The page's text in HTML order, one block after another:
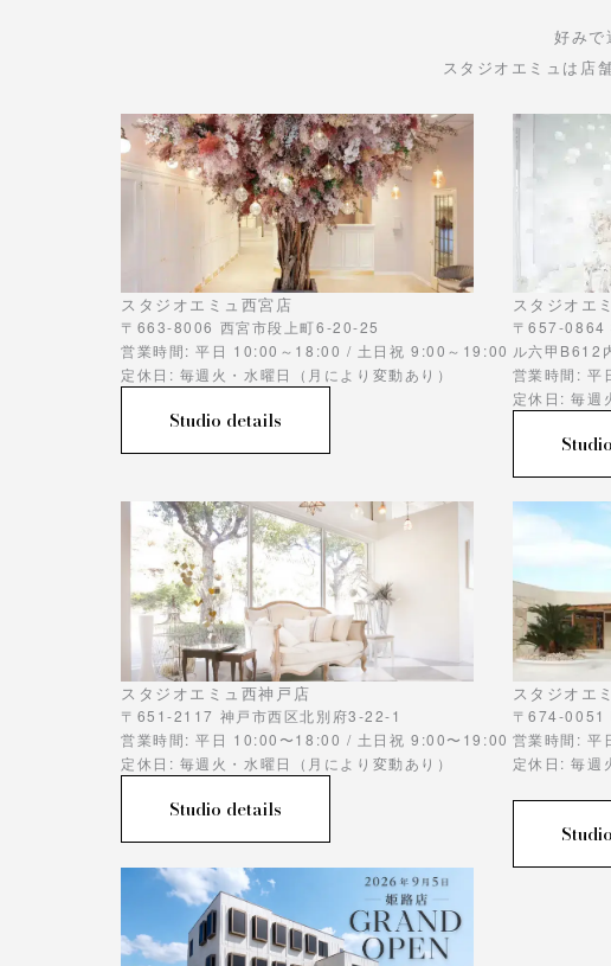
好みで
スタジオエミュは店
スタジオエミュ西宮店
〒663-8006 西宮市段上町6-20-25
営業時間: 平日 10:00～18:00 / 土日祝 9:00～19:00
定休日: 毎週火・水曜日（月により変動あり）
Studio details
スタジオエ
〒657-0864
ル六甲B612
営業時間:
定休日: 毎週
スタジオエミュ西神戸店
〒651-2117 神戸市西区北別府3-22-1
営業時間: 平日 10:00〜18:00 / 土日祝 9:00〜19:00
定休日: 毎週火・水曜日（月により変動あり）
Studio details
スタジオエ
〒674-0051
営業時間:
定休日: 毎週